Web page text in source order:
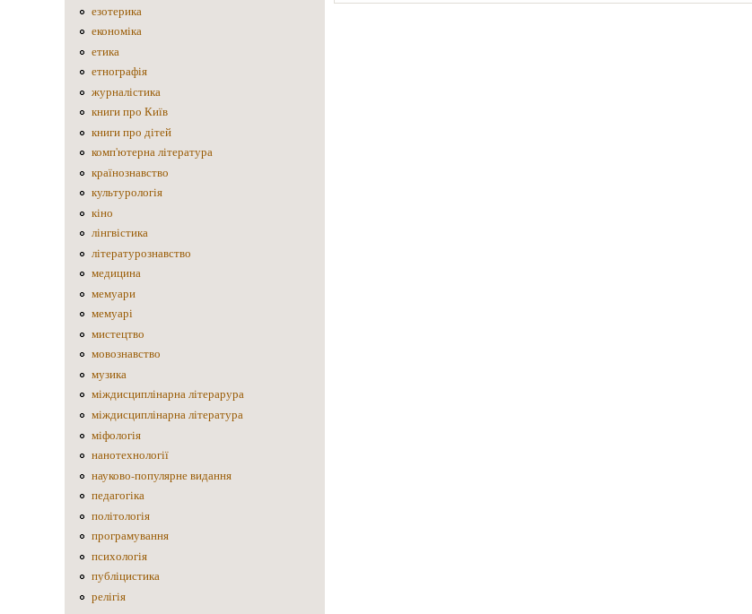
езотерика
економіка
етика
етнографія
журналістика
книги про Київ
книги про дітей
комп'ютерна література
країнознавство
культурологія
кіно
лінгвістика
літературознавство
медицина
мемуари
мемуарі
мистецтво
мовознавство
музика
міждисциплінарна літерарура
міждисциплінарна література
міфологія
нанотехнології
науково-популярне видання
педагогіка
політологія
програмування
психологія
публіцистика
релігія